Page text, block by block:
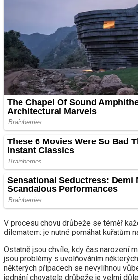
V procesu chovu drůbeže se téměř
dilematem: je nutné pomáhat kuřatům
Ostatně jsou chvíle, kdy čas narození
jsou problémy s uvolňováním
některých případech se nevylíhnou
jednání chovatele drůbeže je velmi